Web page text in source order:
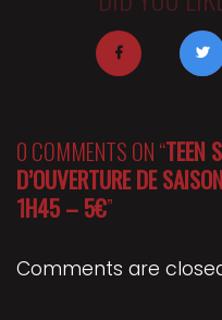
0 COMMENTS ON “TEEN
D’OUVERTURE DE SAISON
1H45 – 5€”
Comments are